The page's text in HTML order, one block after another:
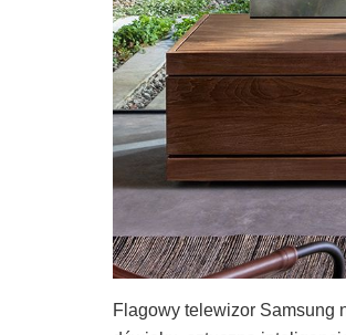
Flagowy telewizor Samsung